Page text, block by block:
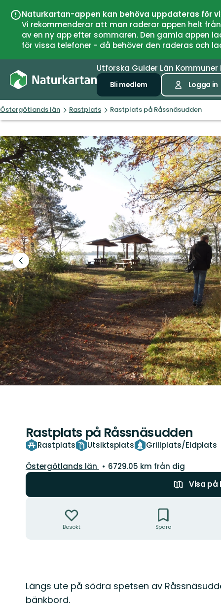
Naturkartan-appen kan behöva uppdateras för
Vi rekommenderar att man raderar appen helt
av en ny app efter sommaren. Den gamla
för vissa telefoner - då behöver den raderas och
Utforska Guider Län Kommuner
Bli medlem Logga in
Östergötlands län Rastplats Rastplats på Råssnäsudden
Föregående
bild
Rastplats på Råssnäsudden
Rastplats Utsiktsplats Grillplats/Eldplats
Län:
Östergötlands län
6729.05 km från dig
Visa på
Besökt Spara
Beskrivning
Längs ute på södra spetsen av
bänkbord.